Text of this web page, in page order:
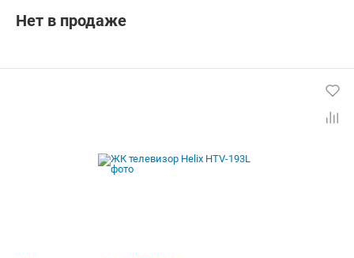
Нет в продаже